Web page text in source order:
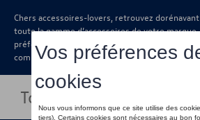
Chers accessoires-lovers, retrouvez dorénavant
toute la gamme d’accessoires de votre marque
préférée sous forme de catalogue à
commander auprès de votre concessionaire.
Toggle navigation